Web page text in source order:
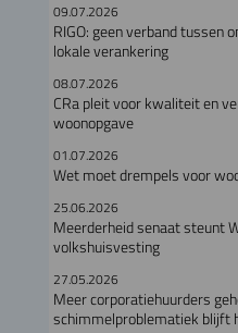
09.07.2026
RIGO: geen verband tussen
lokale verankering
08.07.2026
CRa pleit voor kwaliteit en
woonopgave
01.07.2026
Wet moet drempels voor
25.06.2026
Meerderheid senaat steunt
volkshuisvesting
27.05.2026
Meer corporatiehuurders
schimmelproblematiek blijft